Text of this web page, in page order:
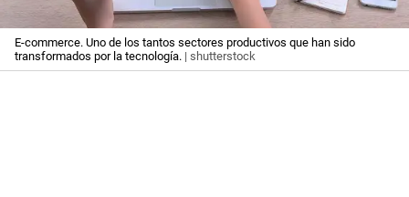
E-commerce. Uno de los tantos sectores productivos que han sido
transformados por la tecnología. | shutterstock